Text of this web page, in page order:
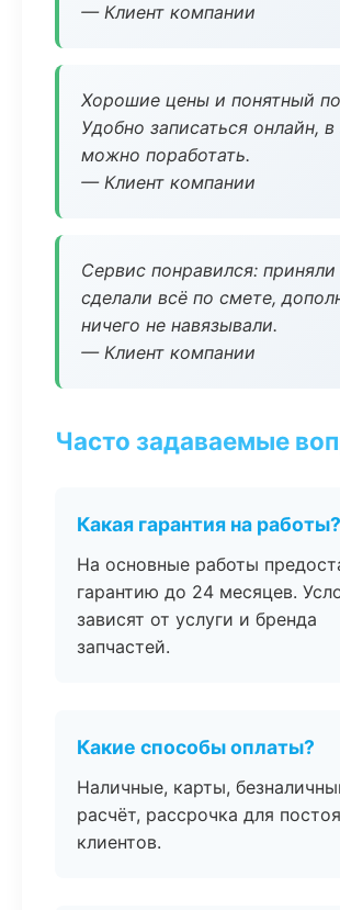
— Клиент компании
Хорошие цены и понятный
Удобно записаться онлайн, в
можно поработать.
— Клиент компании
Сервис понравился:
сделали всё по смете,
ничего не навязывали.
— Клиент компании
Часто задаваемые
Какая гарантия на работы?
На основные работы
гарантию до 24 месяцев.
зависят от услуги и бренда
запчастей.
Какие способы оплаты?
Наличные, карты,
расчёт, рассрочка для
клиентов.